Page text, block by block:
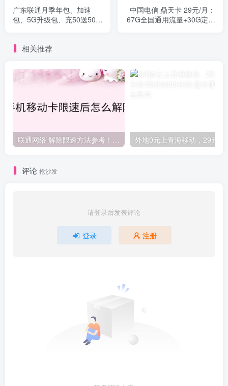
广东联通月季年包、加速
包、5G升级包、充50送50&
中国电信 鼎天卡 29元/月：
67G全国通用流量+30G定向
相关推荐
联通网络 解除限速方法参考！畅享、畅玩、老白干等及其它地区自测了
评论 抢沙发
请登录后发表评论
登录 注册